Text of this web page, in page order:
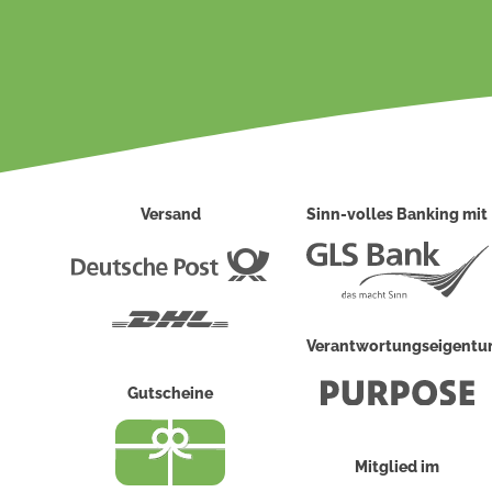
Versand
Deutsche
Gutscheine
Sinn-volles Banking mit
Mitglied im